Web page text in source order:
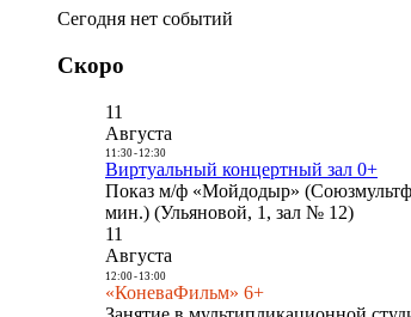
Сегодня нет событий
Скоро
11
Августа
11:30- 12:30
Виртуальный концертный зал 0+
Показ м/ф «Мойдодыр»
мин.) (Ульяновой, 1, зал № 12)
11
Августа
12:00- 13:00
«КоневаФильм» 6+